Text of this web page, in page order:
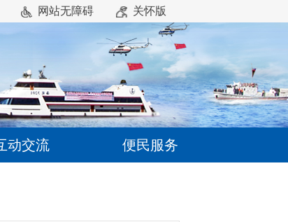
网站无障碍 关怀版
动交流 便民服务